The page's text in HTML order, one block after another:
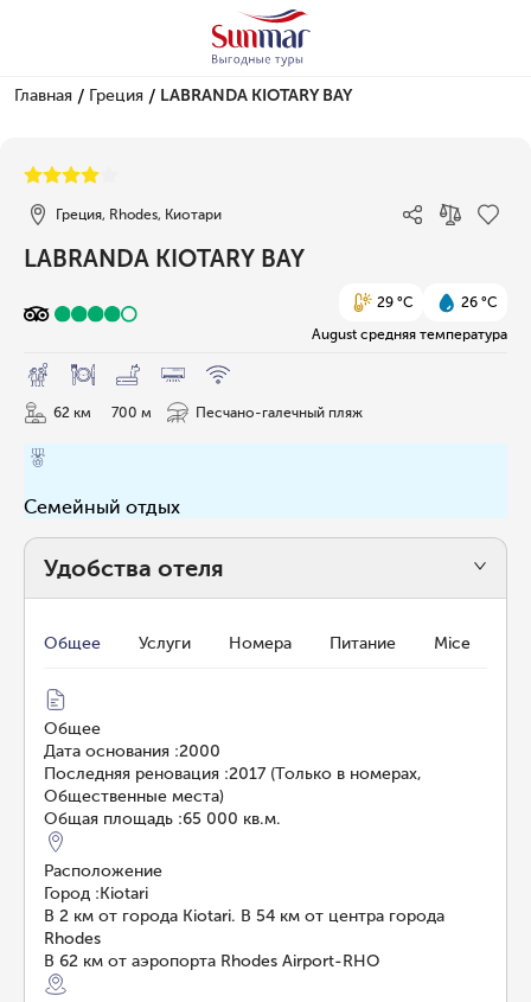
Главная / Греция / LABRANDA KIOTARY BAY
Греция, Rhodes, Киотари
LABRANDA KIOTARY BAY
29 °C
26 °C
August средняя температура
62 км 700 м Песчано-галечный пляж
Семейный отдых
Удобства отеля
Общее Услуги Номера Питание Mice
Общее
Дата основания :2000
Последняя реновация :2017 (Только в номерах,
Общественные места)
Общая площадь :65 000 кв.м.
Расположение
Город :Kiotari
В 2 км от города Kiotari. В 54 км от центра города
Rhodes
В 62 км от аэропорта Rhodes Airport-RHO